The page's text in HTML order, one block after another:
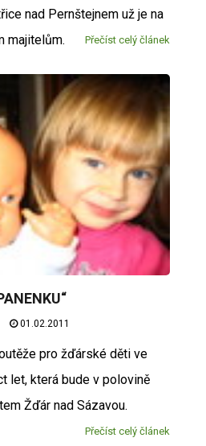
nad Pernštejnem už je na
majitelům.
Přečíst celý článek
01.02.2011
pro žďárské děti ve
let, která bude v polovině
Žďár nad Sázavou.
Přečíst celý článek